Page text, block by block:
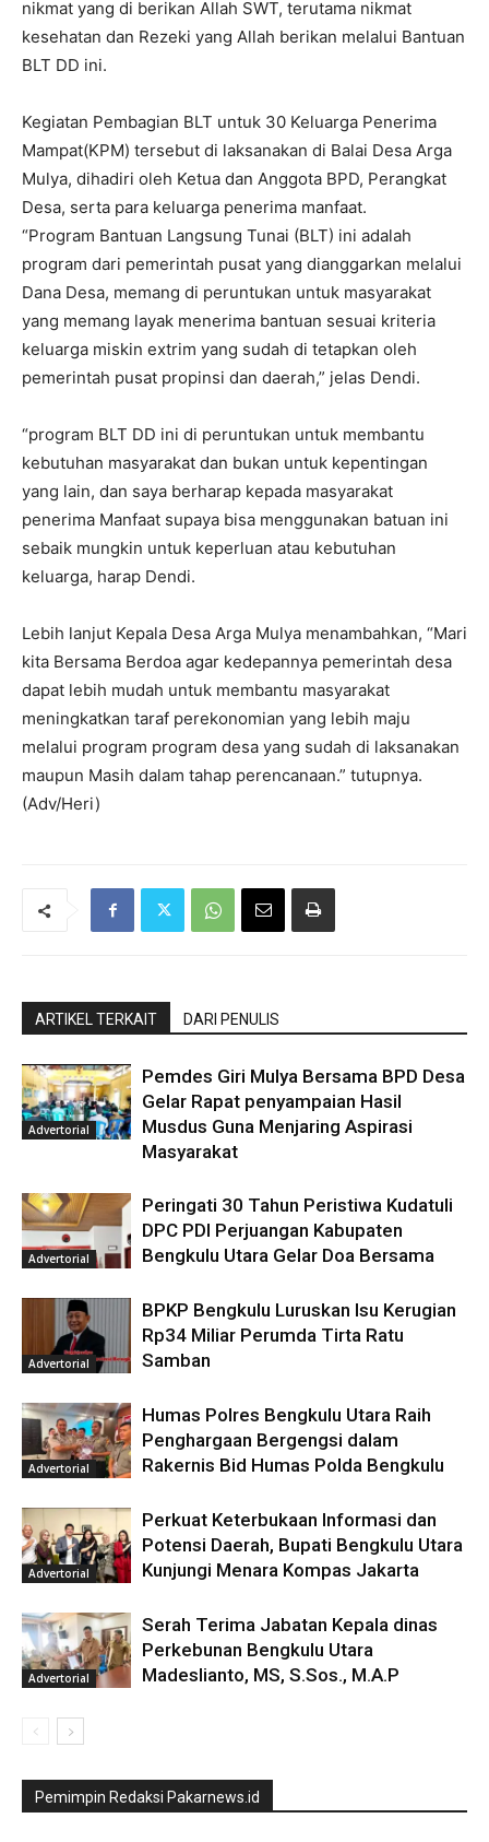
nikmat yang di berikan Allah SWT, terutama nikmat
kesehatan dan Rezeki yang Allah berikan melalui Bantuan
BLT DD ini.
Kegiatan Pembagian BLT untuk 30 Keluarga Penerima
Mampat(KPM) tersebut di laksanakan di Balai Desa Arga
Mulya, dihadiri oleh Ketua dan Anggota BPD, Perangkat
Desa, serta para keluarga penerima manfaat.
“Program Bantuan Langsung Tunai (BLT) ini adalah
program dari pemerintah pusat yang dianggarkan melalui
Dana Desa, memang di peruntukan untuk masyarakat
yang memang layak menerima bantuan sesuai kriteria
keluarga miskin extrim yang sudah di tetapkan oleh
pemerintah pusat propinsi dan daerah,” jelas Dendi.
“program BLT DD ini di peruntukan untuk membantu
kebutuhan masyarakat dan bukan untuk kepentingan
yang lain, dan saya berharap kepada masyarakat
penerima Manfaat supaya bisa menggunakan batuan ini
sebaik mungkin untuk keperluan atau kebutuhan
keluarga, harap Dendi.
Lebih lanjut Kepala Desa Arga Mulya menambahkan, “Mari
kita Bersama Berdoa agar kedepannya pemerintah desa
dapat lebih mudah untuk membantu masyarakat
meningkatkan taraf perekonomian yang lebih maju
melalui program program desa yang sudah di laksanakan
maupun Masih dalam tahap perencanaan.” tutupnya.
(Adv/Heri)
ARTIKEL TERKAIT DARI PENULIS
Advertorial
Pemdes Giri Mulya Bersama BPD Desa
Gelar Rapat penyampaian Hasil
Musdus Guna Menjaring Aspirasi
Masyarakat
Advertorial
Peringati 30 Tahun Peristiwa Kudatuli
DPC PDI Perjuangan Kabupaten
Bengkulu Utara Gelar Doa Bersama
Advertorial
BPKP Bengkulu Luruskan Isu Kerugian
Rp34 Miliar Perumda Tirta Ratu
Samban
Advertorial
Humas Polres Bengkulu Utara Raih
Penghargaan Bergengsi dalam
Rakernis Bid Humas Polda Bengkulu
Advertorial
Perkuat Keterbukaan Informasi dan
Potensi Daerah, Bupati Bengkulu Utara
Kunjungi Menara Kompas Jakarta
Advertorial
Serah Terima Jabatan Kepala dinas
Perkebunan Bengkulu Utara
Madeslianto, MS, S.Sos., M.A.P
Pemimpin Redaksi Pakarnews.id